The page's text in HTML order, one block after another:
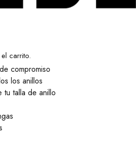
carrito.
compromiso
los anillos
tu talla de anillo